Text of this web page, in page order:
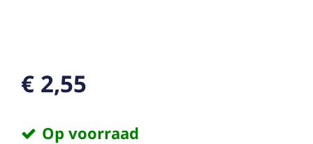
€ 2,55
Op voorraad